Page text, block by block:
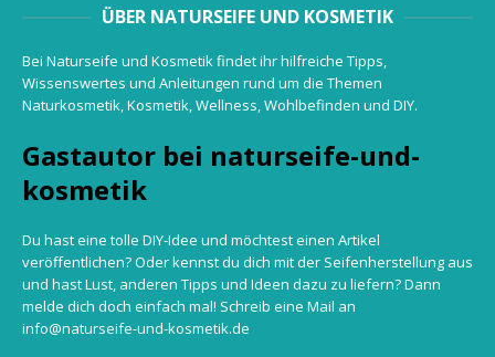
ÜBER NATURSEIFE UND KOSMETIK
Bei Naturseife und Kosmetik findet ihr hilfreiche Tipps,
Wissenswertes und Anleitungen rund um die Themen
Naturkosmetik, Kosmetik, Wellness, Wohlbefinden und DIY.
Gastautor bei naturseife-und-
kosmetik
Du hast eine tolle DIY-Idee und möchtest einen Artikel
veröffentlichen? Oder kennst du dich mit der Seifenherstellung aus
und hast Lust, anderen Tipps und Ideen dazu zu liefern? Dann
melde dich doch einfach mal! Schreib eine Mail an
info@naturseife-und-kosmetik.de